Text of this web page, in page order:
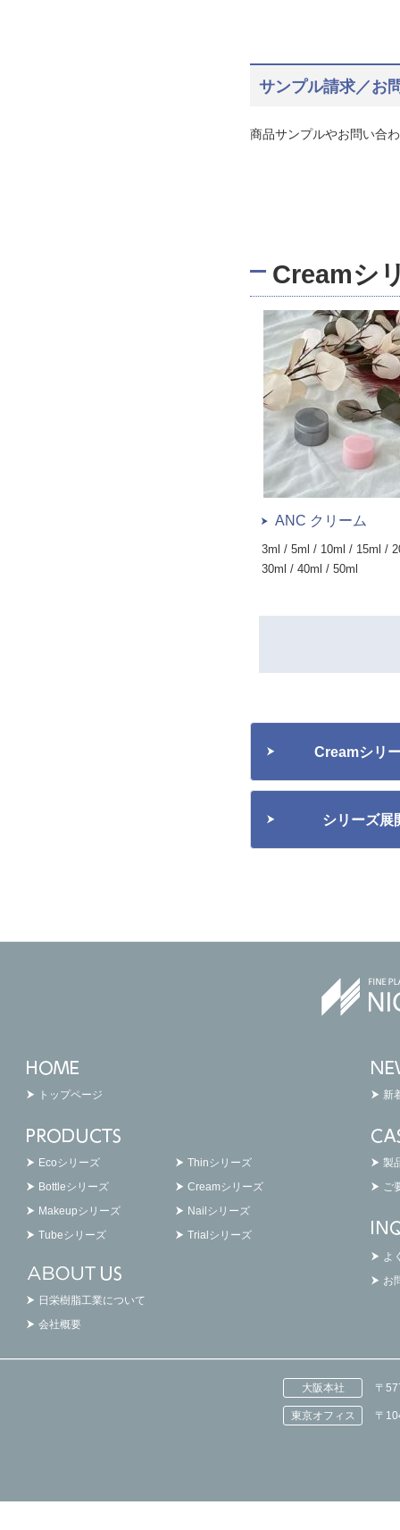
サンプル請求／お
商品サンプルやお問い合
Creamシ
ANC クリーム
3ml / 5ml / 10ml / 15ml /
30ml / 40ml / 50ml
Creamシリ
シリーズ展
トップページ
Ecoシリーズ
Thinシリーズ
Bottleシリーズ
Creamシリーズ
Makeupシリーズ
Nailシリーズ
Tubeシリーズ
Trialシリーズ
日栄樹脂工業について
会社概要
新
製
ご
よ
お
大阪本社 〒
東京オフィス 〒